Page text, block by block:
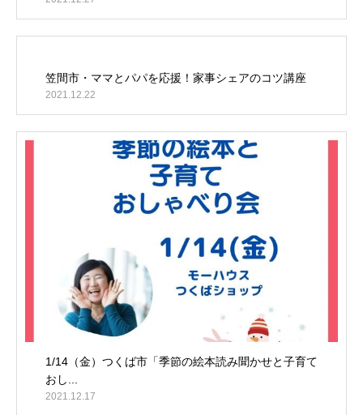
笠間市・ママとパパを応援！家事シェアのコツ講座
2021.12.22
1/14（金）つくば市「季節の絵本読み聞かせと子育て
おし...
2021.12.17